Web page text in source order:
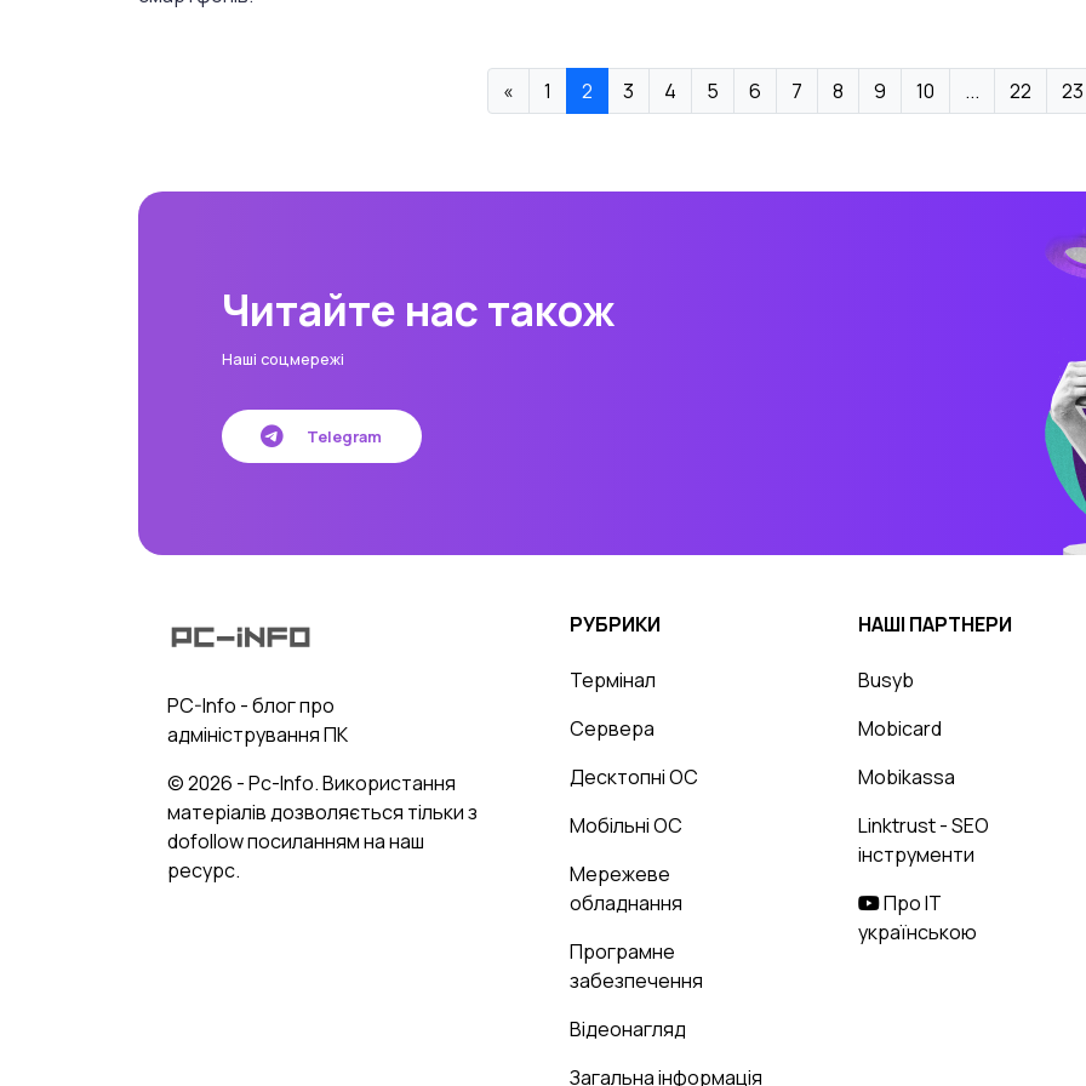
« 1 2 3 4 5 6 7 8 9 10 ... 22 23
Читайте нас також
Наші соцмережі
Telegram
PC-Info - блог про
адміністрування ПК
© 2026 - Pc-Info. Використання
матеріалів дозволяється тільки з
dofollow посиланням на наш
ресурс.
РУБРИКИ
Термінал
Сервера
Десктопні ОС
Мобільні ОС
Мережеве
обладнання
Програмне
забезпечення
Відеонагляд
Загальна інформація
НАШІ ПАРТНЕРИ
Busyb
Mobicard
Mobikassa
Linktrust - SEO
інструменти
Про IT
українською